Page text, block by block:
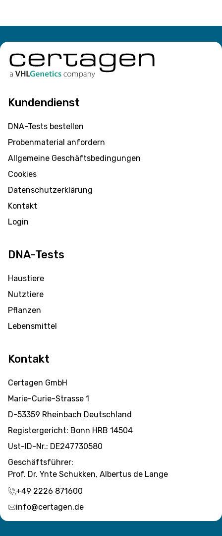
Kundendienst
DNA-Tests bestellen
Probenmaterial anfordern
Allgemeine Geschäftsbedingungen
Cookies
Datenschutzerklärung
Kontakt
Login
DNA-Tests
Haustiere
Nutztiere
Pflanzen
Lebensmittel
Kontakt
Certagen GmbH
Marie-Curie-Strasse 1
D-53359 Rheinbach Deutschland
Registergericht: Bonn HRB 14504
Ust-ID-Nr.: DE247730580
Geschäftsführer:
Prof. Dr. Ynte Schukken, Albertus de Lange
+49 2226 871600
info@certagen.de